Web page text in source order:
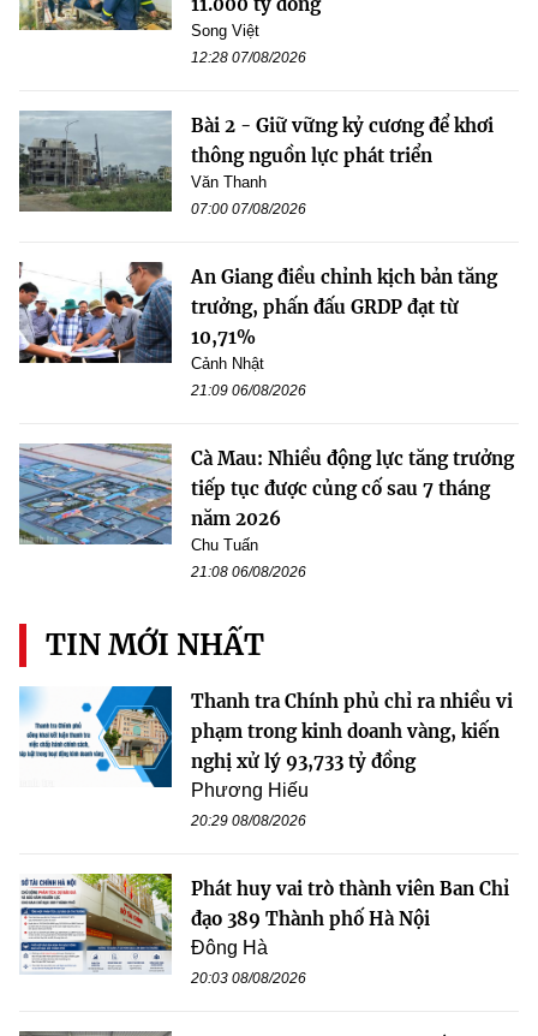
Song Việt
12:28 07/08/2026
Bài 2 - Giữ vững kỷ cương để khơi
thông nguồn lực phát triển
Văn Thanh
07:00 07/08/2026
An Giang điều chỉnh kịch bản tăng
trưởng, phấn đấu GRDP đạt từ
10,71%
Cảnh Nhật
21:09 06/08/2026
Cà Mau: Nhiều động lực tăng trưởng
tiếp tục được củng cố sau 7 tháng
năm 2026
Chu Tuấn
21:08 06/08/2026
TIN MỚI NHẤT
Thanh tra Chính phủ chỉ ra nhiều vi
phạm trong kinh doanh vàng, kiến
nghị xử lý 93,733 tỷ đồng
Phương Hiếu
20:29 08/08/2026
Phát huy vai trò thành viên Ban Chỉ
đạo 389 Thành phố Hà Nội
Đông Hà
20:03 08/08/2026